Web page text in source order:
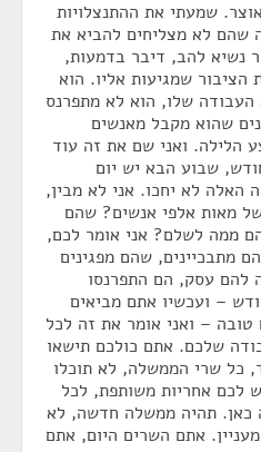
שמעתי את ההתנצלויות
שהם לא מצליחים להביא את
נשיא להב, דיבר בדמעות,
הציבור שמגיעות אליו. הוא
שלו, הוא לא מתפרנס
שהוא מקבל מאנשים
הלילה. ואני שם את זה עוד
השולחן – היום 23 בחודש, שבוע הבא יש יום
האלה לא יחכו. אני לא מבין,
מאות אלפי אנשים? שהם
ממה לשלם? אני אומר לכם,
מתבכיינים, שהם מפגינים
להם עסק, הם התפרנסו
– ועכשיו אתם מביאים
– ואני אומר את זה לכל
שלכם. אתם כולכם תישאו
כל שרי הממשלה, לא תוכלו
לכם אחריות משותפת, לכל
תהיה ממשלה חדשה, לא
אתם השרים היום, אתם